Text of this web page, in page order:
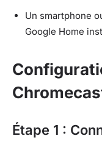
Un smartphone
Google Home
Étape 1 :